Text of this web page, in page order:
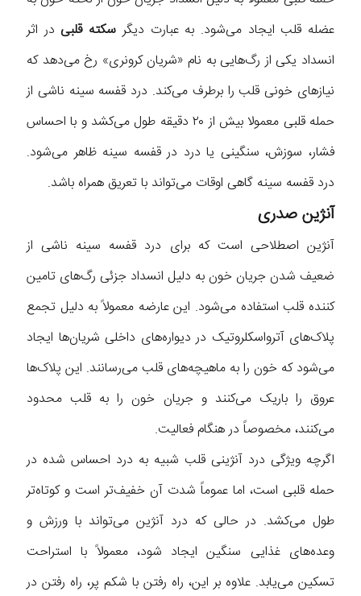
عضله قلب ایجاد می‌شود. به عبارت دیگر سکته قلبیدر اثر
انسداد یکی از رگ‌هایی به نام «شریان کرونری» رخ می‌دهد که
نیازهای خونی قلب را برطرف می‌کند. درد قفسه سینه ناشی از
حمله قلبی معمولا بیش از ۲۰ دقیقه طول می‌کشد و با احساس
فشار، سوزش، سنگینی یا درد در قفسه سینه ظاهر می‌شود.
درد قفسه سینه گاهی اوقات می‌تواند با تعریق همراه باشد.
آنژین صدری
آنژین اصطلاحی است که برای درد قفسه سینه ناشی از
ضعیف شدن جریان خون به دلیل انسداد جزئی رگ‌های تامین
کننده قلب استفاده می‌شود. این عارضه معمولاً به دلیل تجمع
پلاک‌های آترواسکلروتیک در دیواره‌های داخلی شریان‌ها ایجاد
می‌شود که خون را به ماهیچه‌های قلب می‌رسانند. این پلاک‌ها
عروق را باریک می‌کنند و جریان خون را به قلب محدود
می‌کنند، مخصوصاً در هنگام فعالیت.
اگرچه ویژگی درد آنژینی قلب شبیه به درد احساس شده در
حمله قلبی است، اما عموماً شدت آن خفیف‌تر است و کوتاه‌تر
طول می‌کشد. در حالی که درد آنژین می‌تواند با ورزش و
وعده‌های غذایی سنگین ایجاد شود، معمولاً با استراحت
تسکین می‌یابد. علاوه بر این، راه رفتن با شکم پر، راه رفتن در